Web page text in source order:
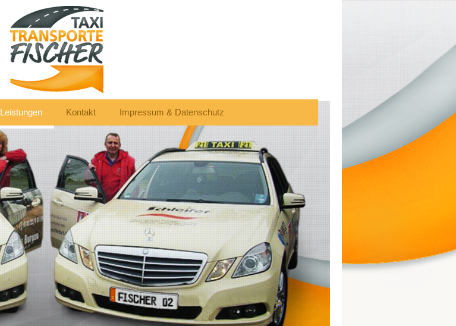
Leistungen Kontakt Impressum & Datenschutz